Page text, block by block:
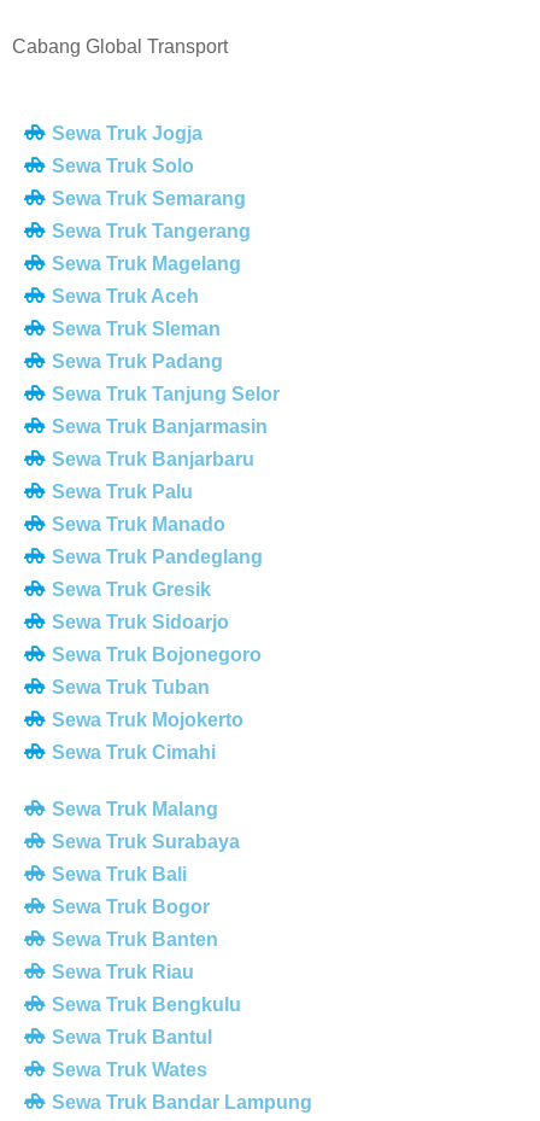
Cabang Global Transport
Sewa Truk Jogja
Sewa Truk Solo
Sewa Truk Semarang
Sewa Truk Tangerang
Sewa Truk Magelang
Sewa Truk Aceh
Sewa Truk Sleman
Sewa Truk Padang
Sewa Truk Tanjung Selor
Sewa Truk Banjarmasin
Sewa Truk Banjarbaru
Sewa Truk Palu
Sewa Truk Manado
Sewa Truk Pandeglang
Sewa Truk Gresik
Sewa Truk Sidoarjo
Sewa Truk Bojonegoro
Sewa Truk Tuban
Sewa Truk Mojokerto
Sewa Truk Cimahi
Sewa Truk Malang
Sewa Truk Surabaya
Sewa Truk Bali
Sewa Truk Bogor
Sewa Truk Banten
Sewa Truk Riau
Sewa Truk Bengkulu
Sewa Truk Bantul
Sewa Truk Wates
Sewa Truk Bandar Lampung